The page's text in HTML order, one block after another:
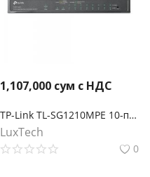
1,107,000 сум с НДС
TP-Link TL-SG1210MPE 10-портовый гигабитный Easy Smart Switch с 8 портами PoE+
LuxTech
0